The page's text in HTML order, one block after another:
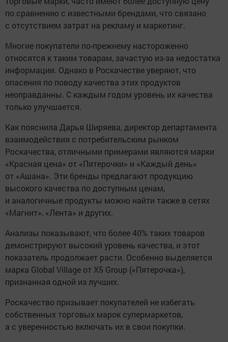
по сравнению с известными брендами, что связано
с отсутствием затрат на рекламу и маркетинг.
Многие покупатели по-прежнему настороженно
относятся к таким товарам, зачастую из-за недостатка
информации. Однако в Роскачестве уверяют, что
опасения по поводу качества этих продуктов
неоправданны. С каждым годом уровень их качества
только улучшается.
Как пояснила Дарья Ширяева, директор департамента
взаимодействия с потребительским рынком
Роскачества, отличными примерами являются марки
«Красная цена» от «Пятерочки» и «Каждый день»
от «Ашана». Эти бренды предлагают продукцию
высокого качества по доступным ценам,
и аналогичные продукты можно найти также в сетях
«Магнит», «Лента» и других.
Анализы показывают, что более 40% таких товаров
демонстрируют высокий уровень качества, и этот
показатель продолжает расти. Особенно выделяется
марка Global Village от X5 Group («Пятерочка»),
признанная одной из лучших.
Роскачество призывает покупателей не избегать
собственных торговых марок супермаркетов,
а с уверенностью включать их в свои покупки.